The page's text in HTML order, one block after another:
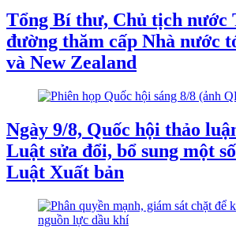
Tổng Bí thư, Chủ tịch nước
đường thăm cấp Nhà nước
và New Zealand
Ngày 9/8, Quốc hội thảo
Luật sửa đổi, bổ sung một
Luật Xuất bản